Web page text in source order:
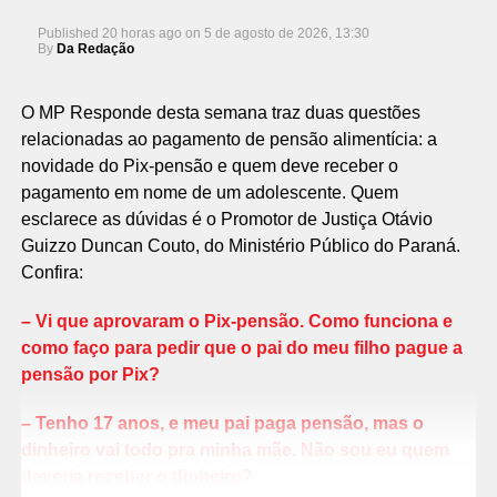
Published 20 horas ago on 5 de agosto de 2026, 13:30
By Da Redação
O MP Responde desta semana traz duas questões
relacionadas ao pagamento de pensão alimentícia: a
novidade do Pix-pensão e quem deve receber o
pagamento em nome de um adolescente. Quem
esclarece as dúvidas é o Promotor de Justiça Otávio
Guizzo Duncan Couto, do Ministério Público do Paraná.
Confira:
– Vi que aprovaram o Pix-pensão. Como funciona e
como faço para pedir que o pai do meu filho pague a
pensão por Pix?
– Tenho 17 anos, e meu pai paga pensão, mas o
dinheiro vai todo pra minha mãe. Não sou eu quem